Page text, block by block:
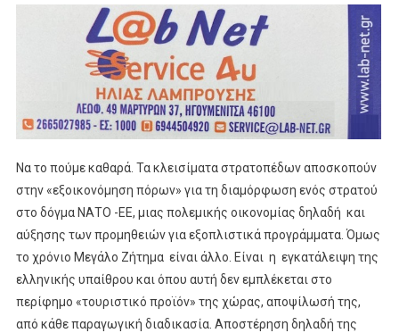
Να το πούμε καθαρά. Τα κλεισίματα στρατοπέδων αποσκοπούν
στην «εξοικονόμηση πόρων» για τη διαμόρφωση ενός στρατού
στο δόγμα ΝΑΤΟ -ΕΕ, μιας πολεμικής οικονομίας δηλαδή και
αύξησης των προμηθειών για εξοπλιστικά προγράμματα. Όμως
το χρόνιο Μεγάλο Ζήτημα είναι άλλο. Είναι η εγκατάλειψη της
ελληνικής υπαίθρου και όπου αυτή δεν εμπλέκεται στο
περίφημο «τουριστικό προϊόν» της χώρας, αποψίλωσή της,
από κάθε παραγωγική διαδικασία. Αποστέρηση δηλαδή της